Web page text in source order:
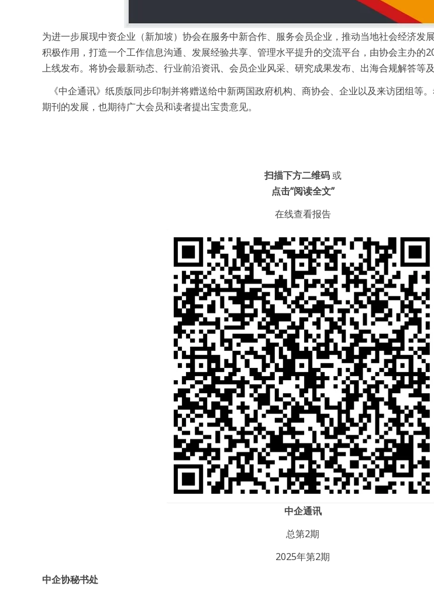
为进一步展现中资企业（新加坡）协会在服务中新合作、服务会员企业，推动当地社会经济发
积极作用，打造一个工作信息沟通、发展经验共享、管理水平提升的交流平台，由协会主办的
上线发布。将协会最新动态、行业前沿资讯、会员企业风采、研究成果发布、出海合规解答等及
《中企通讯》纸质版同步印制并将赠送给中新两国政府机构、商协会、企业以及来访团组等
期刊的发展，也期待广大会员和读者提出宝贵意见。
扫描下方二维码或
点击“阅读全文”
在线查看报告
中企通讯
总第2期
2025年第2期
中企协秘书处